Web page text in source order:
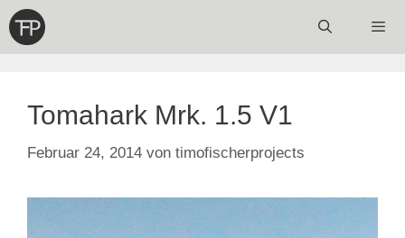
Zum
Inhalt
springen
Tomahark Mrk. 1.5 V1
Februar 24, 2014 von timofischerprojects